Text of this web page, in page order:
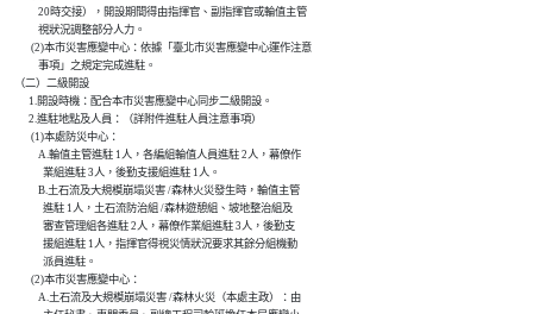
              20時交接），開設期間得由指揮官、副指揮官或輪值主管
              視狀況調整部分人力。
           (2)本市災害應變中心：依據「臺北市災害應變中心運作注意
              事項」之規定完成進駐。
    （二）二級開設
          1.開設時機：配合本市災害應變中心同步二級開設。
          2.進駐地點及人員：（詳附件進駐人員注意事項）
           (1)本處防災中心：
              A.輪值主管進駐 1人，各編組輪值人員進駐 2人，幕僚作
                業組進駐 3人，後勤支援組進駐 1人。
              B.土石流及大規模崩塌災害 /森林火災發生時，輪值主管
                進駐 1人，土石流防治組 /森林遊憩組、坡地整治組及
                審查管理組各進駐 2人，幕僚作業組進駐 3人，後勤支
                援組進駐 1人，指揮官得視災情狀況要求其餘分組機動
                派員進駐。
           (2)本市災害應變中心：
              A.土石流及大規模崩塌災害 /森林火災（本處主政）：由